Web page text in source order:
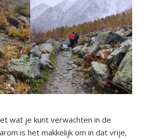
wat je kunt verwachten in de
is het makkelijk om in dat vrije,